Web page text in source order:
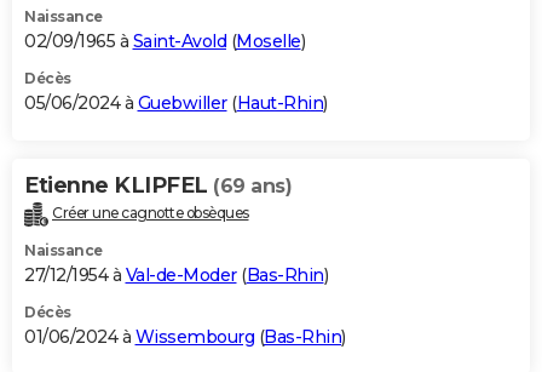
Naissance
02/09/1965 à Saint-Avold (Moselle)
Décès
05/06/2024 à Guebwiller(Haut-Rhin)
Etienne KLIPFEL (69 ans)
Créer une cagnotte obsèques
Naissance
27/12/1954 à Val-de-Moder(Bas-Rhin)
Décès
01/06/2024 à Wissembourg (Bas-Rhin)